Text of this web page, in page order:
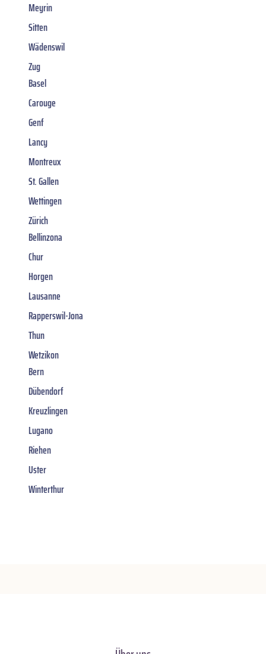
Meyrin
Sitten
Wädenswil
Zug
Basel
Carouge
Genf
Lancy
Montreux
St. Gallen
Wettingen
Zürich
Bellinzona
Chur
Horgen
Lausanne
Rapperswil-Jona
Thun
Wetzikon
Bern
Dübendorf
Kreuzlingen
Lugano
Riehen
Uster
Winterthur